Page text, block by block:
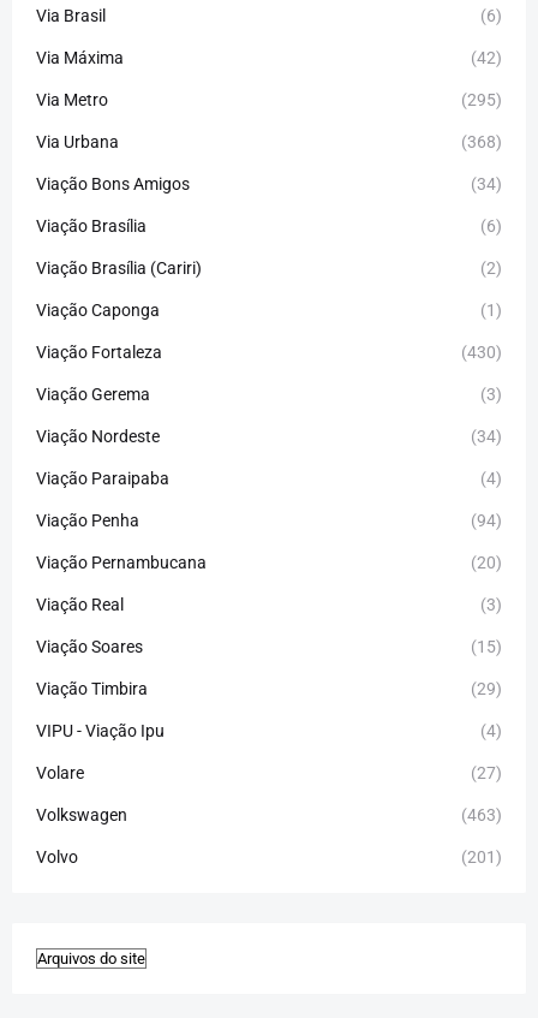
Via Brasil (6)
Via Máxima (42)
Via Metro (295)
Via Urbana (368)
Viação Bons Amigos (34)
Viação Brasília (6)
Viação Brasília (Cariri) (2)
Viação Caponga (1)
Viação Fortaleza (430)
Viação Gerema (3)
Viação Nordeste (34)
Viação Paraipaba (4)
Viação Penha (94)
Viação Pernambucana (20)
Viação Real (3)
Viação Soares (15)
Viação Timbira (29)
VIPU - Viação Ipu (4)
Volare (27)
Volkswagen (463)
Volvo (201)